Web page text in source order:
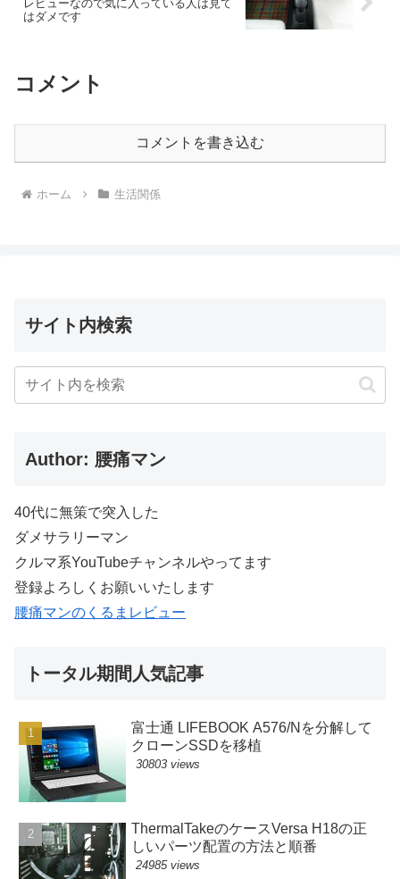
レビューなので気に入っている人は見て
はダメです
コメント
コメントを書き込む
ホーム 生活関係
サイト内検索
Author: 腰痛マン
40代に無策で突入した
ダメサラリーマン
クルマ系YouTubeチャンネルやってます
登録よろしくお願いいたします
腰痛マンのくるまレビュー
トータル期間人気記事
富士通 LIFEBOOK A576/Nを分解して
クローンSSDを移植
30803 views
ThermalTakeのケースVersa H18の正
しいパーツ配置の方法と順番
24985 views